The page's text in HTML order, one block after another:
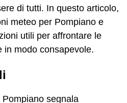
di tutti. In questo articolo,
meteo per Pompiano e
utili per affrontare le
in modo consapevole.
segnala